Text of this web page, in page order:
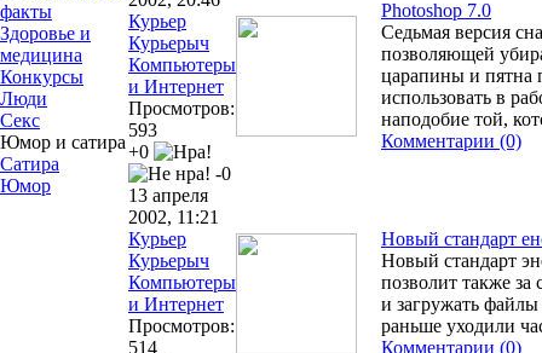
факты
Здоровье и
медицина
Конкурсы
Люди
Секс
Юмор и сатира
Сатира
Юмор
Курьер
Курьерыч
Компьютеры
и Интернет
Просмотров:
593
+0
-0
Photoshop 7.0
Седьмая версия
позволяющей
царапины и пятна
использовать в
наподобие той,
Комментарии (0)
13 апреля
2002, 11:21
Курьер
Курьерыч
Компьютеры
и Интернет
Просмотров:
514
Новый стандарт
Новый стандарт
позволит также за
и загружать
раньше уходили
Комментарии (0)